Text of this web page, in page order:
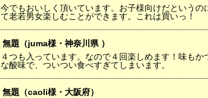
今でもおいしく頂いています。お子様向けだというの
て老若男女楽しむことができます。これは買いっ！
無題（juma様・神奈川県 ）
４つも入っています。なので４回楽しめます！味も
な酸味で、ついつい食べすぎてしまいます。
無題（caoli様・大阪府）